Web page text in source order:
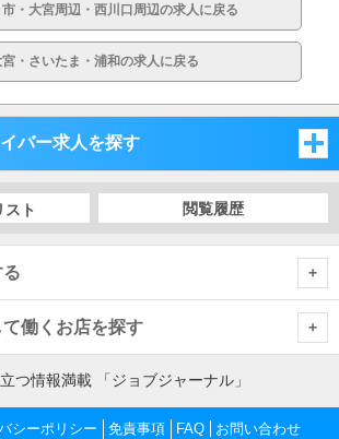
・大宮周辺・西川口周辺の求人に戻る
・さいたま・浦和の求人に戻る
バー求人を探す
中央地域 デリヘル送迎ドライバー
ル送迎ドライバー
スト 閲覧履歴
収入
入
働くお店を探す
入
つ情報満載 「ジョブジャーナル」
シーポリシー 免責事項 FAQ お問い合わせ